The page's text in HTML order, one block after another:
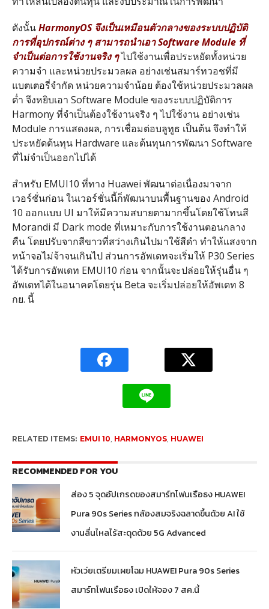
ดังนั้นHarmonyOS จึงเป็นเหมือนตัวกลางของระบบปฏิบัติ
การที่อุปกรณ์ต่าง ๆ สามารถนำเอา Software Module ที่
จำเป็นต่อการใช้งานจริง ๆไปใช้งานเพื่อประหยัดทั้งหน่วย
ความจำ และหน่วยประมวลผล อย่างเช่นสมาร์ทวอชที่มี
แบตเตอรี่จำกัด หน่วยความจำน้อย ต้องใช้หน่วยประมวลผล
ต่ำ จึงหยิบเอา Software Module ของระบบปฏิบัติการ
Harmony ที่จำเป็นต้องใช้งานจริง ๆ ไปใช้งาน อย่างเช่น
Module การแสดงผล, การเชื่อมต่อบลูทูธ เป็นต้น จึงทำให้
ประหยัดต้นทุน Hardware และต้นทุนการพัฒนา Software
ที่ไม่จำเป็นออกไปได้
สำหรับ EMUI10 ที่ทาง Huawei พัฒนาต่อเนื่องมาจาก
เวอร์ชั่นก่อน ในเวอร์ชั่นนี้ก็พัฒนาบนพื้นฐานของ Android
10 ออกแบบ UI มาให้มีความสบายตามากขึ้นโดยใช้โทนสี
Morandi มี Dark mode ที่เหมาะกับการใช้งานตอนกลาง
คืน โดยปรับจากสีขาวที่สว่างเกินไปมาใช้สีดำ ทำให้แสงจาก
หน้าจอไม่จ้าจนเกินไป ส่วนการอัพเดทจะเริ่มให้ P30 Series
ได้รับการอัพเดท EMUI10 ก่อน จากนั้นจะปล่อยให้รุ่นอื่น ๆ
อัพเดทได้ในอนาคตโดยรุ่น Beta จะเริ่มปล่อยให้อัพเดท 8
กย. นี้
RELATED ITEMS: EMUI 10 HARMONYOS, HUAWEI
RECOMMENDED FOR YOU
ส่อง 5 จุดอัปเกรดของสมาร์ทโฟนเรือธง HUAWEI
Pura 90s Series กล้องสมจริงฉลาดขึ้นด้วย AI ใช้
งานลื่นไหลไร้สะดุดด้วย 5G Advanced
หัวเว่ยเตรียมเผยโฉม HUAWEI Pura 90s Series
สมาร์ทโฟนเรือธง เปิดให้จอง 7 สค.นี้